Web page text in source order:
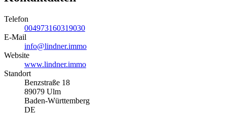
Telefon
004973160319030
E-Mail
info@lindner.immo
Website
www.lindner.immo
Standort
Benzstraße 18
89079 Ulm
Baden-Württemberg
DE